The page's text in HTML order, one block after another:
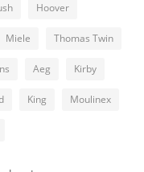
Hoover
Miele Thomas Twin
Aeg Kirby
King Moulinex